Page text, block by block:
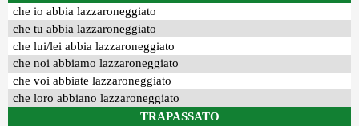
che io abbia lazzaroneggiato
che tu abbia lazzaroneggiato
che lui/lei abbia lazzaroneggiato
che noi abbiamo lazzaroneggiato
che voi abbiate lazzaroneggiato
che loro abbiano lazzaroneggiato
TRAPASSATO